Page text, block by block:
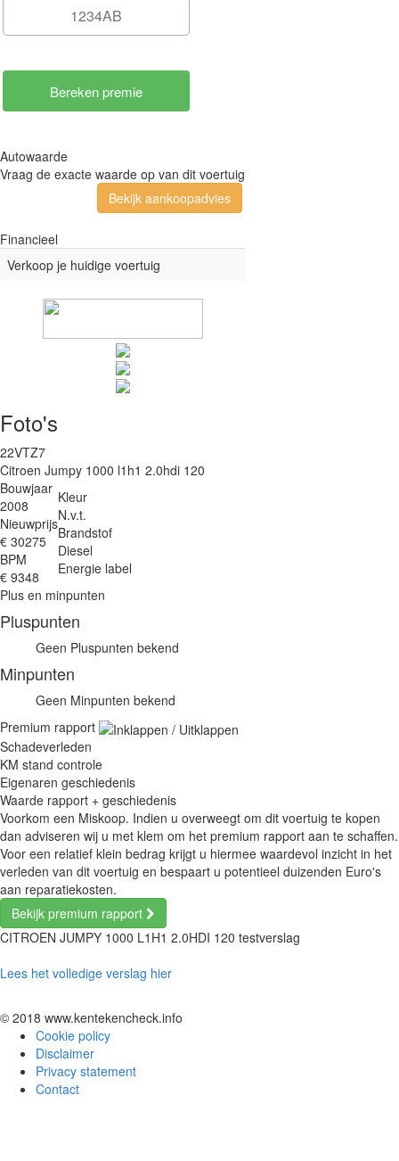
Autowaarde
Vraag de exacte waarde op van dit voertuig
Bekijk aankoopadvies
Financieel
Verkoop je huidige voertuig
Foto's
22VTZ7
Citroen Jumpy 1000 l1h1 2.0hdi 120
Bouwjaar
2008
Nieuwprijs
€ 30275
BPM
€ 9348
Kleur
N.v.t.
Brandstof
Diesel
Energie label
Plus en minpunten
Pluspunten
Geen Pluspunten bekend
Minpunten
Geen Minpunten bekend
Premium rapport
Schadeverleden
KM stand controle
Eigenaren geschiedenis
Waarde rapport + geschiedenis
Voorkom een Miskoop. Indien u overweegt om dit voertuig te kopen
dan adviseren wij u met klem om het premium rapport aan te schaffen.
Voor een relatief klein bedrag krijgt u hiermee waardevol inzicht in het
verleden van dit voertuig en bespaart u potentieel duizenden Euro's
aan reparatiekosten.
Bekijk premium rapport
CITROEN JUMPY 1000 L1H1 2.0HDI 120 testverslag
Lees het volledige verslag hier
© 2018 www.kentekencheck.info
Cookie policy
Disclaimer
Privacy statement
Contact